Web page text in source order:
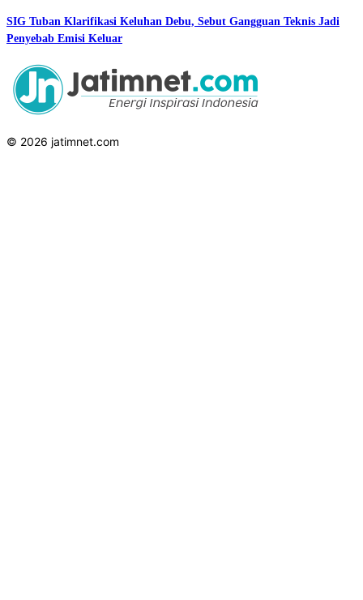
SIG Tuban Klarifikasi Keluhan Debu, Sebut Gangguan Teknis Jadi
Penyebab Emisi Keluar
© 2026 jatimnet.com